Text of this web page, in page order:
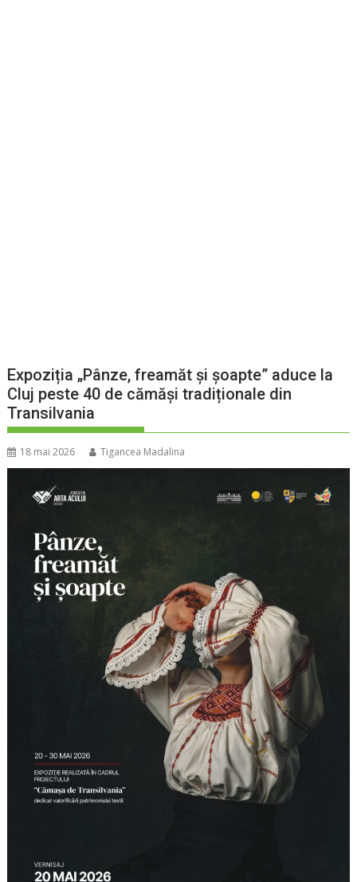
Expoziția „Pânze, freamăt și șoapte” aduce la
Cluj peste 40 de cămăși tradiționale din
Transilvania
18 mai 2026 Tigancea Madalina